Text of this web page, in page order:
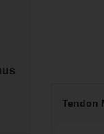
Tyto
Jejich
Data
nejsme
Tendon